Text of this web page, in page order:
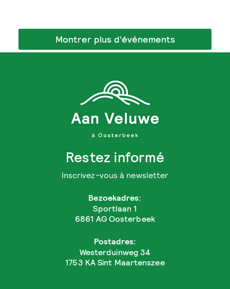
Montrer plus d'événements
Restez informé
Inscrivez-vous à newsletter
Bezoekadres:
Sportlaan 1
6861 AG Oosterbeek
Postadres:
Westerduinweg 34
1753 KA Sint Maartenszee